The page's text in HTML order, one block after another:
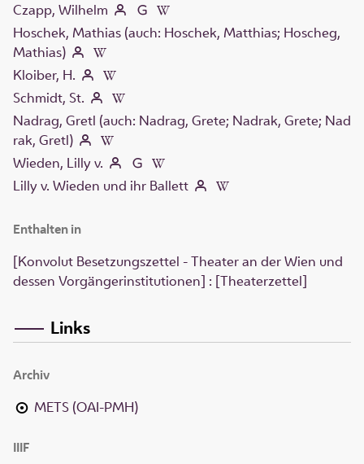
Enthalten in
[Konvolut Besetzungszettel - Theater an der Wien und
dessen Vorgängerinstitutionen] : [Theaterzettel]
Czapp, Wilhelm
Hoschek, Mathias (auch: Hoschek, Matthias; Hoscheg,
Mathias)
Kloiber, H.
Schmidt, St.
Nadrag, Gretl (auch: Nadrag, Grete; Nadrak, Grete; Nad
rak, Gretl)
Wieden, Lilly v.
Lilly v. Wieden und ihr Ballett
Links
Archiv
METS (OAI-PMH)
IIIF